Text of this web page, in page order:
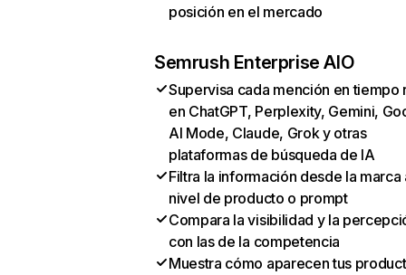
posición en el mercado
Semrush Enterprise AIO
Supervisa cada mención en tiempo
en ChatGPT, Perplexity, Gemini,
AI Mode, Claude, Grok y otras
plataformas de búsqueda de IA
Filtra la información desde la marca
nivel de producto o prompt
Compara la visibilidad y la
con las de la competencia
Muestra cómo aparecen tus